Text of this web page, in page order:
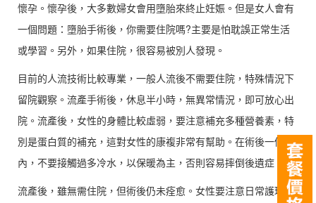
懷孕。懷孕後，大多數婦女會用墮胎來終止妊娠。但是女人會有
一個問題：墮胎手術後，你需要住院嗎?主要是怕耽誤正常生活
或學習。另外，如果住院，很容易被別人發現。
目前的人流技術比較專業，一般人流後不需要住院，特殊情況下
留院觀察。流產手術後，休息半小時，無異常情況，即可放心出
院。流產後，女性的身體比較虛弱，要注意補充多種營養素，特
別是蛋白質的補充，這對女性的康複非常有幫助。在術後一個月
內，不要接觸過多冷水，以保暖為主，否則容易摔倒後遺症。
流產後，雖無需住院，但術後仍未痊愈。女性要注意日常護理和